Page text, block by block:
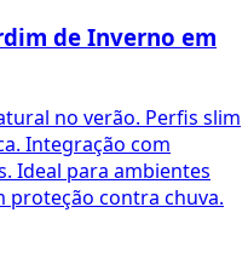
de Inverno em
no verão. Perfis slim
Integração com
Ideal para ambientes
proteção contra chuva.